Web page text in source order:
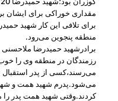
برای تلافی این كار شهید
منطقه پنجوین می‌رود.
برادرشهید حمیدرضا
رزمندگان در منطقه وی را
می‌رسند،كسی از پدر
می‌شود.پدرم شهید همت و
كردند.وقتی شهید همت پدر را